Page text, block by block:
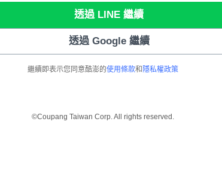
透過 LINE 繼續
透過 Google 繼續
繼續即表示您同意酷澎的使用條款和 隱私權政策
©Coupang Taiwan Corp. All rights reserved.